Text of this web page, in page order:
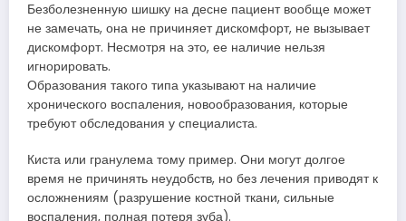
Безболезненную шишку на десне пациент вообще может
не замечать, она не причиняет дискомфорт, не вызывает
дискомфорт. Несмотря на это, ее наличие нельзя
игнорировать.
Образования такого типа указывают на наличие
хронического воспаления, новообразования, которые
требуют обследования у специалиста.
Киста или гранулема тому пример. Они могут долгое
время не причинять неудобств, но без лечения приводят к
осложнениям (разрушение костной ткани, сильные
воспаления, полная потеря зуба).